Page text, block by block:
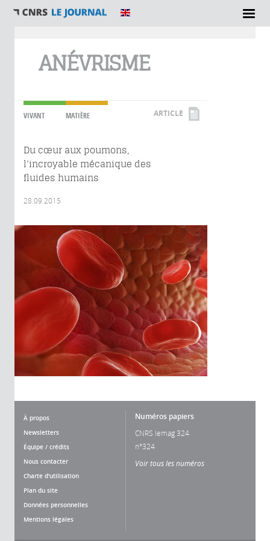
ANÉVRISME
VIVANT MATIÈRE ARTICLE
Du cœur aux poumons,
l’incroyable mécanique des
fluides humains
28.09.2015
À propos
Newsletters
Équipe / crédits
Nous contacter
Charte d'utilisation
Plan du site
Données personnelles
Mentions légales
Numéros papiers
CNRS lemag 324
n°324
Voir tous les numéros